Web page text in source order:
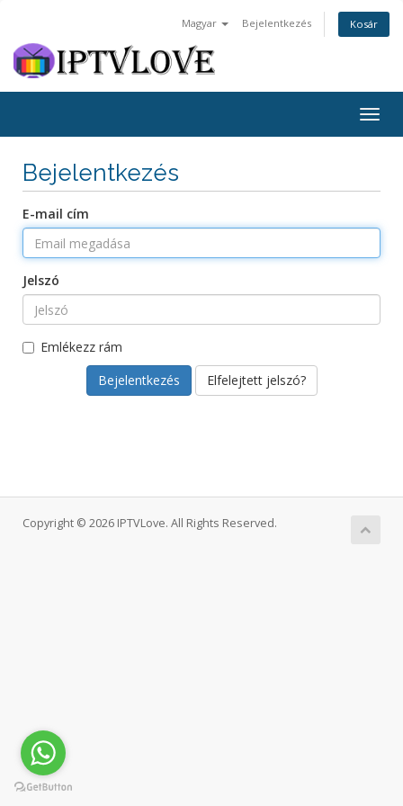
Magyar Bejelentkezés Kosár
Bejelentkezés
E-mail cím
Jelszó
Emlékezz rám
Elfelejtett jelszó?
Copyright © 2026 IPTVLove. All Rights Reserved.